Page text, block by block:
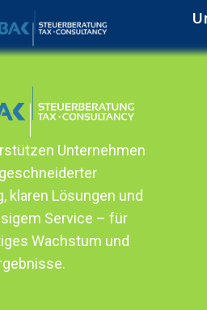
Unternehmen
klaren Lösungen und
Service – für
Wachstum und